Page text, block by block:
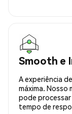
Smooth e
A experiência
máxima.
pode processar
tempo de